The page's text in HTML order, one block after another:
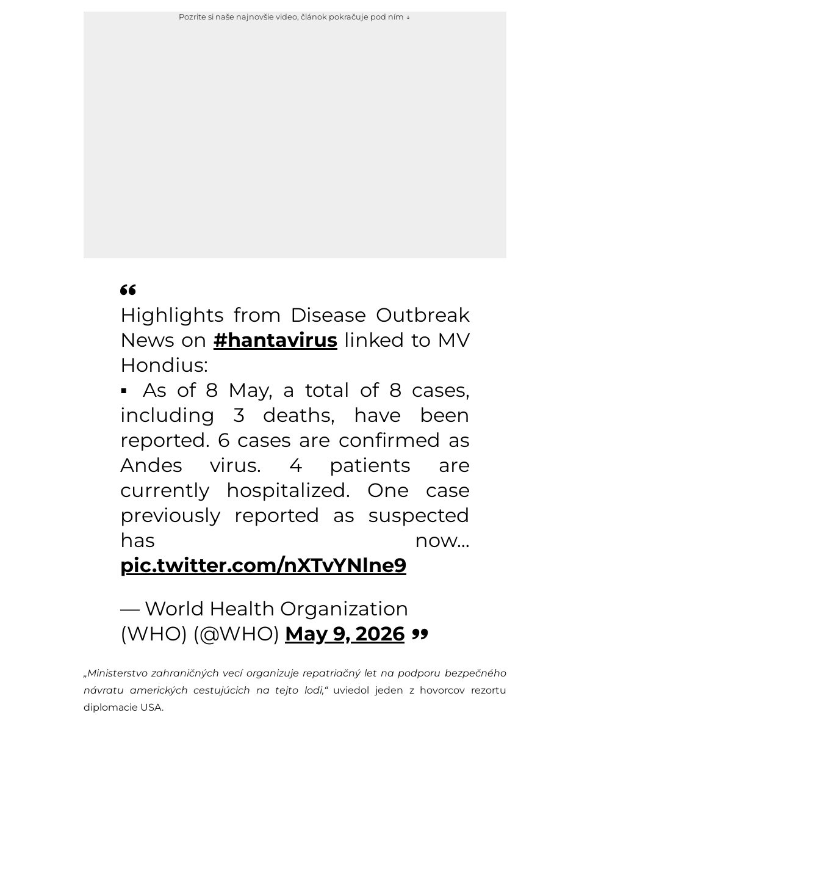
Pozrite si naše najnovšie video, článok pokračuje pod ním ↓
Highlights from Disease Outbreak
News on #hantaviruslinked to MV
Hondius:
▪️ As of 8 May, a total of 8 cases,
including 3 deaths, have been
reported. 6 cases are confirmed as
Andes virus. 4 patients are
currently hospitalized. One case
previously reported as suspected
has now…
pic.twitter.com/nXTvYNlne9
— World Health Organization
(WHO) (@WHO) May 9, 2026
„Ministerstvo zahraničných vecí organizuje repatriačný let na podporu bezpečného
návratu amerických cestujúcich na tejto lodi,“uviedol jeden z hovorcov rezortu
diplomacie USA.